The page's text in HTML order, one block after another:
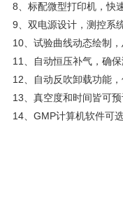
8、标配微型打印机，快
9、双电源设计，测控系
10、试验曲线动态绘制
11、自动恒压补气，确
12、自动反吹卸载功能
13、真空度和时间皆可
14、GMP计算机软件可